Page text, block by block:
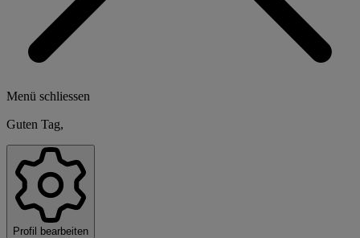
Menü schliessen
Guten Tag,
Profil bearbeiten